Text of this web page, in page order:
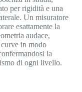
per rigidità e una
Un misuratore
esattamente la
audace,
in modo
la
di ogni livello.